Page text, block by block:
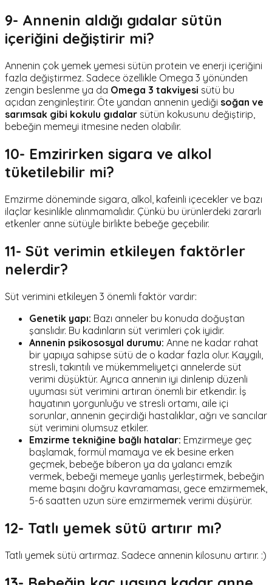
9- Annenin aldığı gıdalar sütün
içeriğini değiştirir mi?
Annenin çok yemek yemesi sütün protein ve enerji içeriğini
fazla değiştirmez. Sadece özellikle Omega 3 yönünden
zengin beslenme ya da Omega 3 takviyesi sütü bu
açıdan zenginleştirir. Öte yandan annenin yediği soğan ve
sarımsak gibi kokulu gıdalar sütün kokusunu değiştirip,
bebeğin memeyi itmesine neden olabilir.
10- Emzirirken sigara ve alkol
tüketilebilir mi?
Emzirme döneminde sigara, alkol, kafeinli içecekler ve bazı
ilaçlar kesinlikle alınmamalıdır. Çünkü bu ürünlerdeki zararlı
etkenler anne sütüyle birlikte bebeğe geçebilir.
11- Süt verimin etkileyen faktörler
nelerdir?
Süt verimini etkileyen 3 önemli faktör vardır:
Genetik yapı: Bazı anneler bu konuda doğuştan
şanslıdır. Bu kadınların süt verimleri çok iyidir.
Annenin psikososyal durumu: Anne ne kadar rahat
bir yapıya sahipse sütü de o kadar fazla olur. Kaygılı,
stresli, takıntılı ve mükemmeliyetçi annelerde süt
verimi düşüktür. Ayrıca annenin iyi dinlenip düzenli
uyuması süt verimini artıran önemli bir etkendir. İş
hayatının yorgunluğu ve stresli ortamı, aile içi
sorunlar, annenin geçirdiği hastalıklar, ağrı ve sancılar
süt verimini olumsuz etkiler.
Emzirme tekniğine bağlı hatalar: Emzirmeye geç
başlamak, formül mamaya ve ek besine erken
geçmek, bebeğe biberon ya da yalancı emzik
vermek, bebeği memeye yanlış yerleştirmek, bebeğin
meme başını doğru kavramaması, gece emzirmemek,
5-6 saatten uzun süre emzirmemek verimi düşürür.
12- Tatlı yemek sütü artırır mı?
Tatlı yemek sütü artırmaz. Sadece annenin kilosunu artırır. :)